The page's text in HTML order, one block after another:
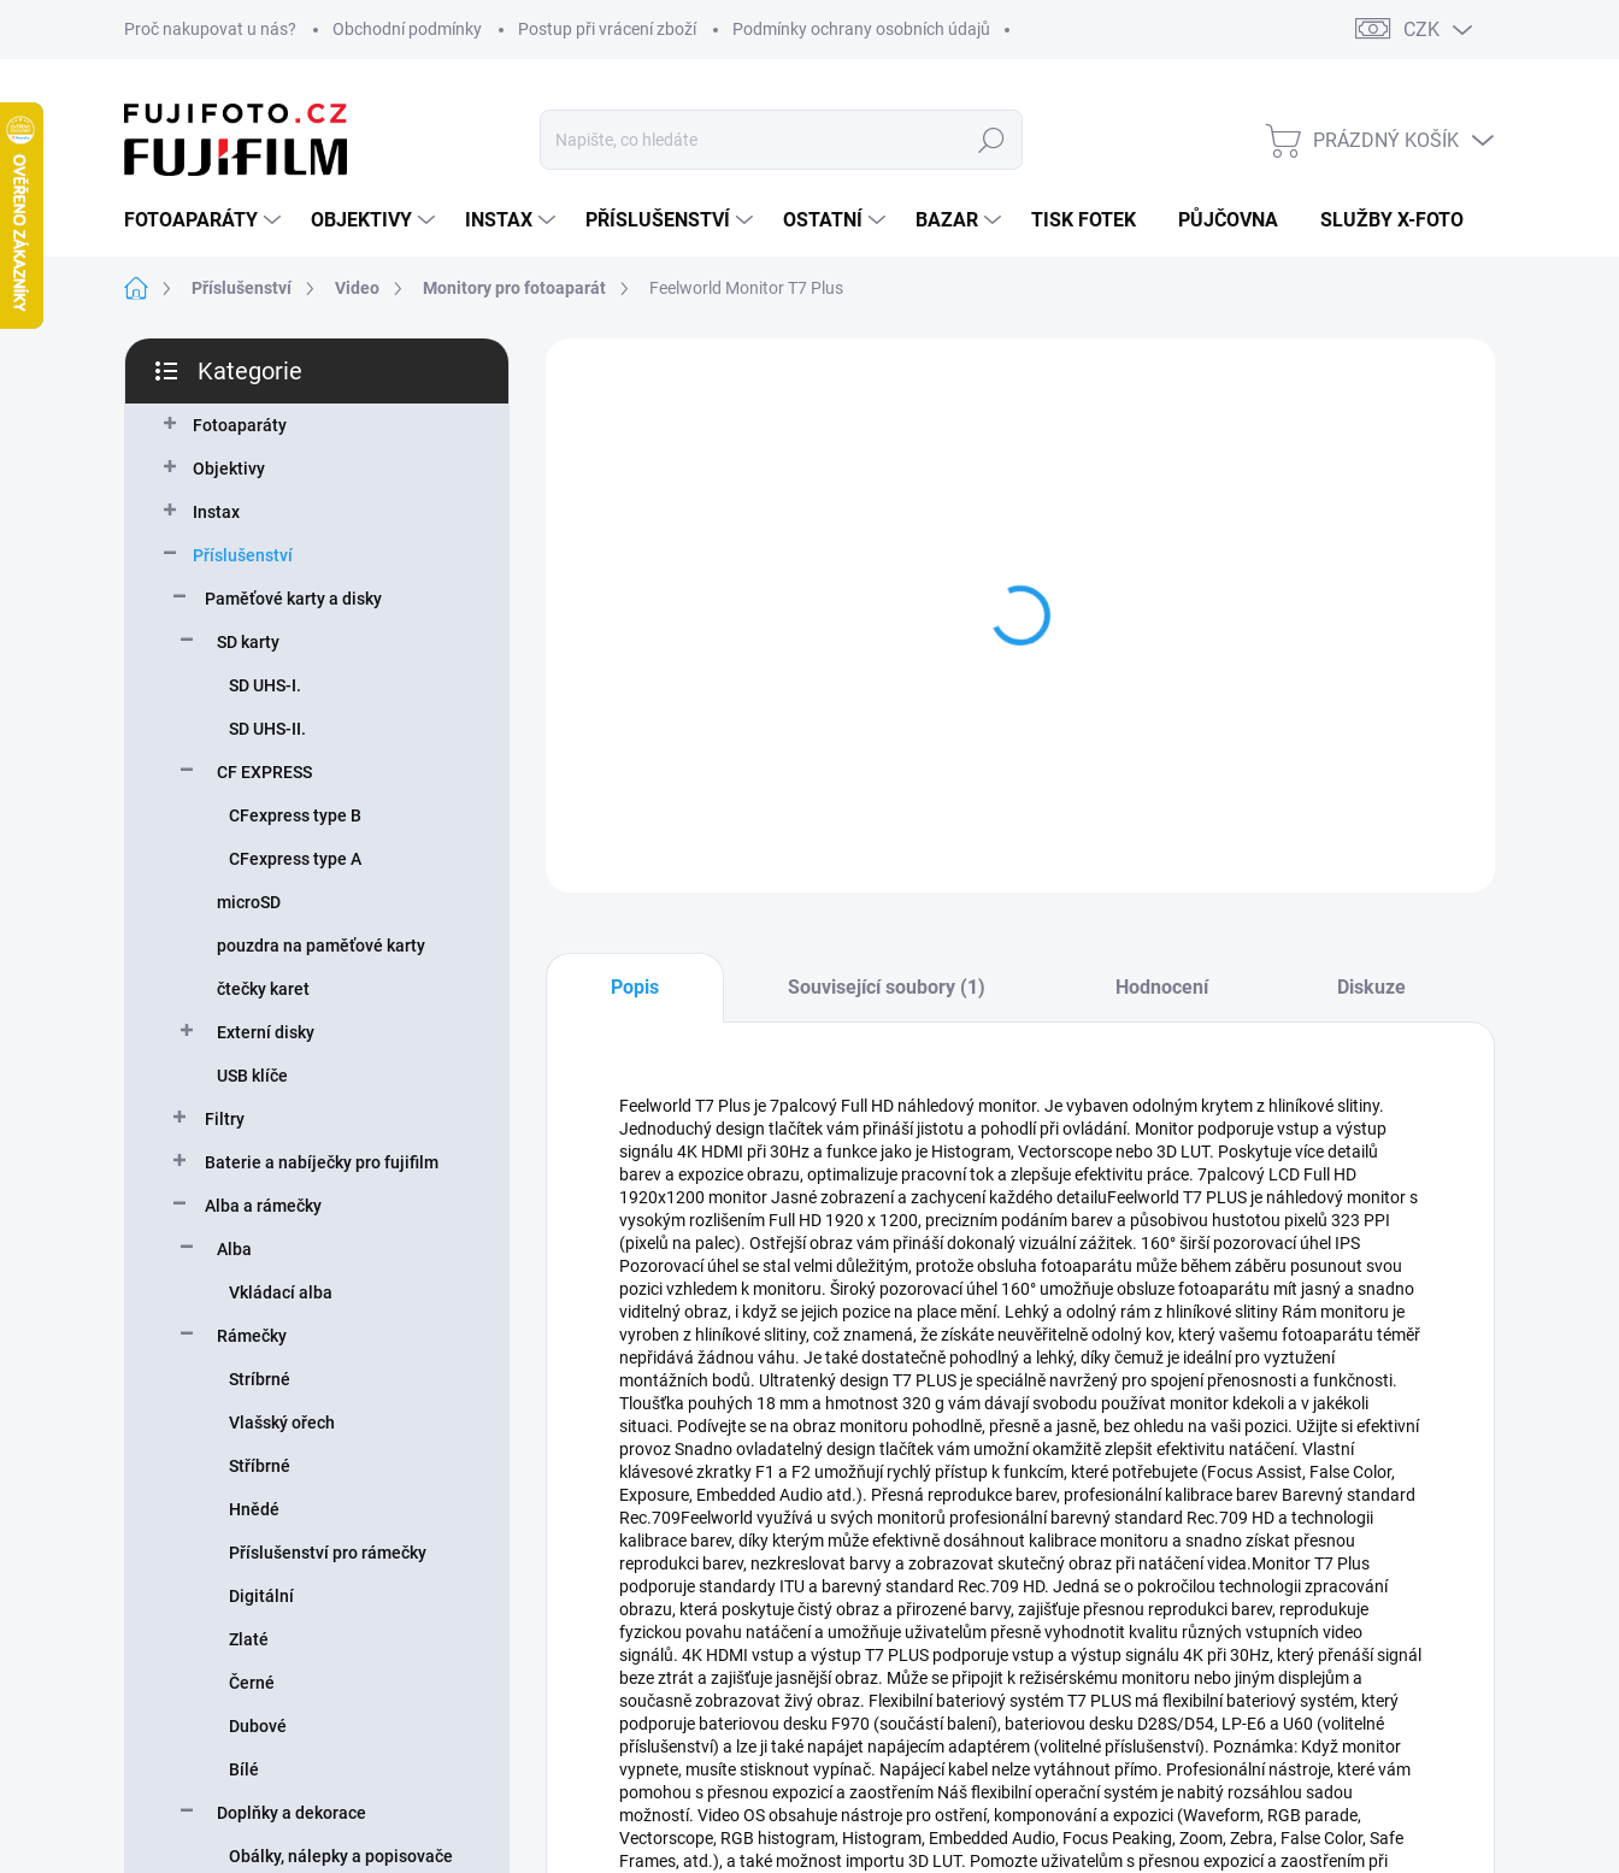
Proč nakupovat u nás? Obchodní podmínky Postup při vrácení zboží Podmínky ochrany osobních údajů CZK
Hledat
NÁKUPNÍ
PRÁZDNÝ KOŠÍK
FOTOAPARÁTY OBJEKTIVY INSTAX PŘÍSLUŠENSTVÍ OSTATNÍ BAZAR TISK FOTEK PŮJČOVNA SLUŽBY X-FOTO
Domů Příslušenství Video Monitory pro fotoaparát Feelworld Monitor T7 Plus
P
s
kategorie
Kategorie
Fotoaparáty
Objektivy
Instax
Příslušenství
Paměťové karty a disky
SD karty
SD UHS-I.
SD UHS-II.
CF EXPRESS
CFexpress type B
CFexpress type A
microSD
pouzdra na paměťové karty
čtečky karet
Externí disky
USB klíče
Filtry
Baterie a nabíječky pro fujifilm
Alba a rámečky
Alba
Vkládací alba
Rámečky
Stríbrné
Vlašský ořech
Stříbrné
Hnědé
Příslušenství pro rámečky
Digitální
Zlaté
Černé
Dubové
Bílé
Doplňky a dekorace
Obálky, nálepky a popisovače
Popis Související soubory (1) Hodnocení Diskuze
Feelworld T7 Plus je 7palcový Full HD náhledový monitor. Je vybaven odolným krytem z hliníkové slitiny.
Jednoduchý design tlačítek vám přináší jistotu a pohodlí při ovládání. Monitor podporuje vstup a výstup
signálu 4K HDMI při 30Hz a funkce jako je Histogram, Vectorscope nebo 3D LUT. Poskytuje více detailů
barev a expozice obrazu, optimalizuje pracovní tok a zlepšuje efektivitu práce. 7palcový LCD Full HD
1920x1200 monitor Jasné zobrazení a zachycení každého detailuFeelworld T7 PLUS je náhledový monitor s
vysokým rozlišením Full HD 1920 x 1200, precizním podáním barev a působivou hustotou pixelů 323 PPI
(pixelů na palec). Ostřejší obraz vám přináší dokonalý vizuální zážitek. 160° širší pozorovací úhel IPS
Pozorovací úhel se stal velmi důležitým, protože obsluha fotoaparátu může během záběru posunout svou
pozici vzhledem k monitoru. Široký pozorovací úhel 160° umožňuje obsluze fotoaparátu mít jasný a snadno
viditelný obraz, i když se jejich pozice na place mění. Lehký a odolný rám z hliníkové slitiny Rám monitoru je
vyroben z hliníkové slitiny, což znamená, že získáte neuvěřitelně odolný kov, který vašemu fotoaparátu téměř
nepřidává žádnou váhu. Je také dostatečně pohodlný a lehký, díky čemuž je ideální pro vyztužení
montážních bodů. Ultratenký design T7 PLUS je speciálně navržený pro spojení přenosnosti a funkčnosti.
Tloušťka pouhých 18 mm a hmotnost 320 g vám dávají svobodu používat monitor kdekoli a v jakékoli
situaci. Podívejte se na obraz monitoru pohodlně, přesně a jasně, bez ohledu na vaši pozici. Užijte si efektivní
provoz Snadno ovladatelný design tlačítek vám umožní okamžitě zlepšit efektivitu natáčení. Vlastní
klávesové zkratky F1 a F2 umožňují rychlý přístup k funkcím, které potřebujete (Focus Assist, False Color,
Exposure, Embedded Audio atd.). Přesná reprodukce barev, profesionální kalibrace barev Barevný standard
Rec.709Feelworld využívá u svých monitorů profesionální barevný standard Rec.709 HD a technologii
kalibrace barev, díky kterým může efektivně dosáhnout kalibrace monitoru a snadno získat přesnou
reprodukci barev, nezkreslovat barvy a zobrazovat skutečný obraz při natáčení videa.Monitor T7 Plus
podporuje standardy ITU a barevný standard Rec.709 HD. Jedná se o pokročilou technologii zpracování
obrazu, která poskytuje čistý obraz a přirozené barvy, zajišťuje přesnou reprodukci barev, reprodukuje
fyzickou povahu natáčení a umožňuje uživatelům přesně vyhodnotit kvalitu různých vstupních video
signálů. 4K HDMI vstup a výstup T7 PLUS podporuje vstup a výstup signálu 4K při 30Hz, který přenáší signál
beze ztrát a zajišťuje jasnější obraz. Může se připojit k režisérskému monitoru nebo jiným displejům a
současně zobrazovat živý obraz. Flexibilní bateriový systém T7 PLUS má flexibilní bateriový systém, který
podporuje bateriovou desku F970 (součástí balení), bateriovou desku D28S/D54, LP-E6 a U60 (volitelné
příslušenství) a lze ji také napájet napájecím adaptérem (volitelné příslušenství). Poznámka: Když monitor
vypnete, musíte stisknout vypínač. Napájecí kabel nelze vytáhnout přímo. Profesionální nástroje, které vám
pomohou s přesnou expozicí a zaostřením Náš flexibilní operační systém je nabitý rozsáhlou sadou
možností. Video OS obsahuje nástroje pro ostření, komponování a expozici (Waveform, RGB parade,
Vectorscope, RGB histogram, Histogram, Embedded Audio, Focus Peaking, Zoom, Zebra, False Color, Safe
Frames, atd.), a také možnost importu 3D LUT. Pomozte uživatelům s přesnou expozicí a zaostřením při